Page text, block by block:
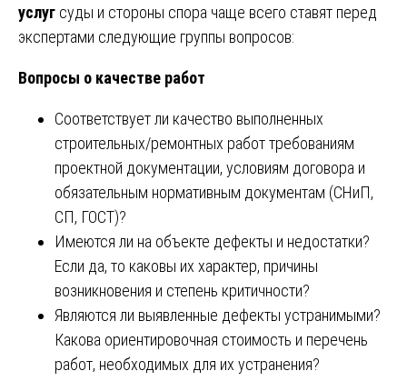
услуг суды и стороны спора чаще всего ставят перед
экспертами следующие группы вопросов:
Вопросы о качестве работ
Соответствует ли качество выполненных
строительных/ремонтных работ требованиям
проектной документации, условиям договора и
обязательным нормативным документам (СНиП,
СП, ГОСТ)?
Имеются ли на объекте дефекты и недостатки?
Если да, то каковы их характер, причины
возникновения и степень критичности?
Являются ли выявленные дефекты устранимыми?
Какова ориентировочная стоимость и перечень
работ, необходимых для их устранения?